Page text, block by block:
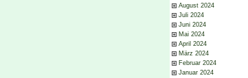
August 2024
Juli 2024
Juni 2024
Mai 2024
April 2024
März 2024
Februar 2024
Januar 2024